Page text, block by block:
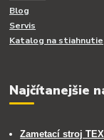
Blog
Servis
Katalog na stiahnutie
Najčítanejšie
Zametací stroj